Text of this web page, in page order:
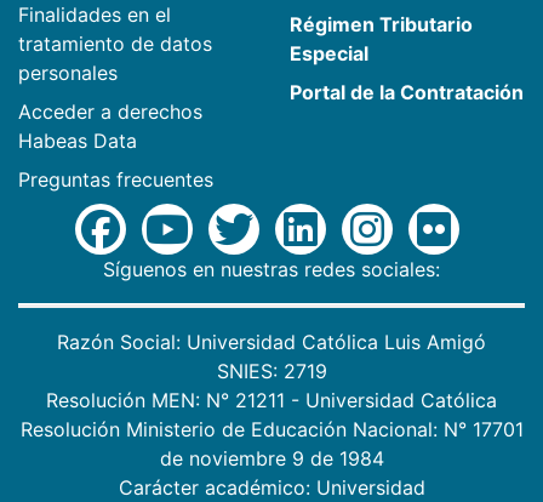
Finalidades en el
tratamiento de datos
personales
Acceder a derechos
Habeas Data
Preguntas frecuentes
Régimen Tributario
Especial
Portal de la Contratación
Síguenos en nuestras redes sociales:
Razón Social: Universidad Católica Luis Amigó
SNIES: 2719
Resolución MEN: N° 21211 - Universidad Católica
Resolución Ministerio de Educación Nacional: N° 17701
de noviembre 9 de 1984
Carácter académico: Universidad